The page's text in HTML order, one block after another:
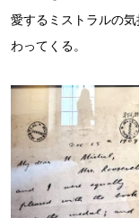
愛するミストラルの
わってくる。